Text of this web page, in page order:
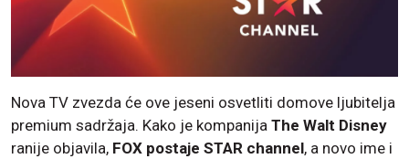
Nova TV zvezda će ove jeseni osvetliti domove ljubitelja
premium sadržaja. Kako je kompanija The Walt Disney
ranije objavila, FOX postaje STAR channel, a novo ime i